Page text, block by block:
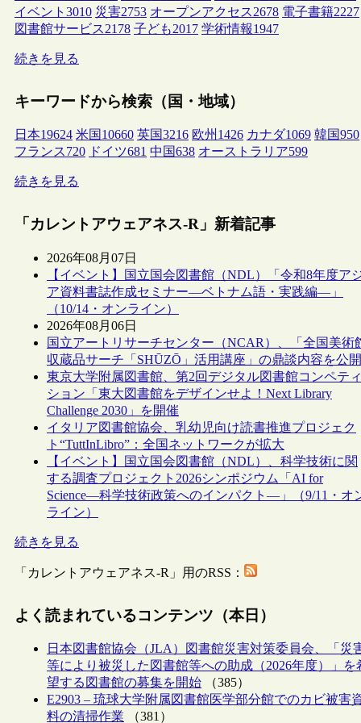
イベント 3010 災害2753 オープンアクセス2678 電子書籍2227
図書館サービス2178 子ども2017 学術情報1947
続きを見る
キーワードから検索（国・地域）
日本19624 米国 10660 英国3216 欧州 1426 カナダ1069 韓国950
フランス720 ドイツ681 中国638 オーストラリア599
続きを見る
「カレントアウェアネス-R」新着記事
2026年08月07日
【イベント】国立国会図書館（NDL）「令和8年度ア
ア資料書誌作成セミナー―ベトナム語・実践編―」
（10/14・オンライン）
2026年08月06日
国立アートリサーチセンター（NCAR）、「全国美術
収蔵品サーチ「SHŪZŌ」活用講座」の鼎談内容を公開
東京大学附属図書館、第2回デジタル図書館コンペティ
ション「東大図書館をデザインせよ！Next Library
Challenge 2030」を開催
イタリア図書館協会、乳幼児向け読書推進プロジェク
ト“TuttInLibro”：全国ネットワークが拡大
【イベント】国立国会図書館（NDL）、科学技術に関
する調査プロジェクト2026シンポジウム「AI for
Science―科学技術政策へのインパクト―」（9/11・オ
ライン）
続きを見る
「カレントアウェアネス-R」用のRSS：
よく読まれているコンテンツ（本日）
日本図書館協会（JLA）図書館災害対策委員会、「災
等により被災した図書館等への助成（2026年度）」を
望する図書館の募集を開始 （385）
E2903 – 琉球大学附属図書館医学部分館でのカビ被害
料の清掃作業 （381）